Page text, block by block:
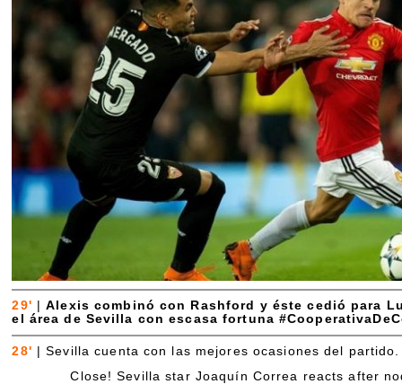
29' |Alexis combinó con Rashford y éste cedió para
el área de Sevilla con escasa fortuna
28' |Sevilla cuenta con las mejores ocasiones del partido.
Close! Sevilla star Joaquín Correa reacts after